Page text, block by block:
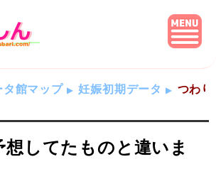
タ館マップ 妊娠初期データ つわ
してたものと違いま